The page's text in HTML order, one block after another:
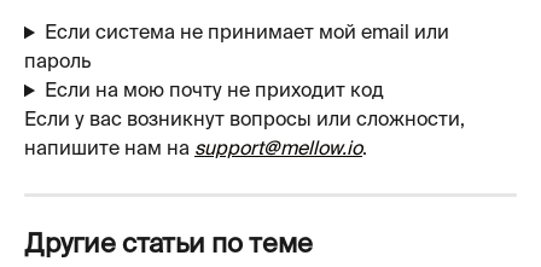
Если система не принимает мой email или
пароль
Если на мою почту не приходит код
Если у вас возникнут вопросы или сложности,
напишите нам на support@mellow.io.
Другие статьи по теме